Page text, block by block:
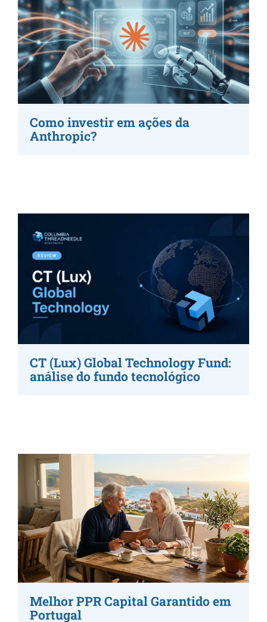
Como investir em ações da
Anthropic?
CT (Lux) Global Technology Fund:
análise do fundo tecnológico
Melhor PPR Capital Garantido em
Portugal